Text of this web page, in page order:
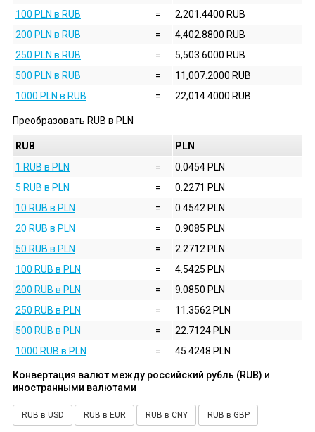
100 PLN в RUB
=
2,201.4400 RUB
200 PLN в RUB
=
4,402.8800 RUB
250 PLN в RUB
=
5,503.6000 RUB
500 PLN в RUB
=
11,007.2000 RUB
1000 PLN в RUB
= 22,014.4000 RUB
Преобразовать RUB в PLN
RUB
PLN
1 RUB в PLN
=
0.0454 PLN
5 RUB в PLN
=
0.2271 PLN
10 RUB в PLN
=
0.4542 PLN
20 RUB в PLN
=
0.9085 PLN
50 RUB в PLN
=
2.2712 PLN
100 RUB в PLN
=
4.5425 PLN
200 RUB в PLN
=
9.0850 PLN
250 RUB в PLN
=
11.3562 PLN
500 RUB в PLN
=
22.7124 PLN
1000 RUB в PLN
= 45.4248 PLN
Конвертация валют между российский рубль (RUB) и
иностранными валютами
RUB в USD RUB в EUR RUB в CNY RUB в GBP